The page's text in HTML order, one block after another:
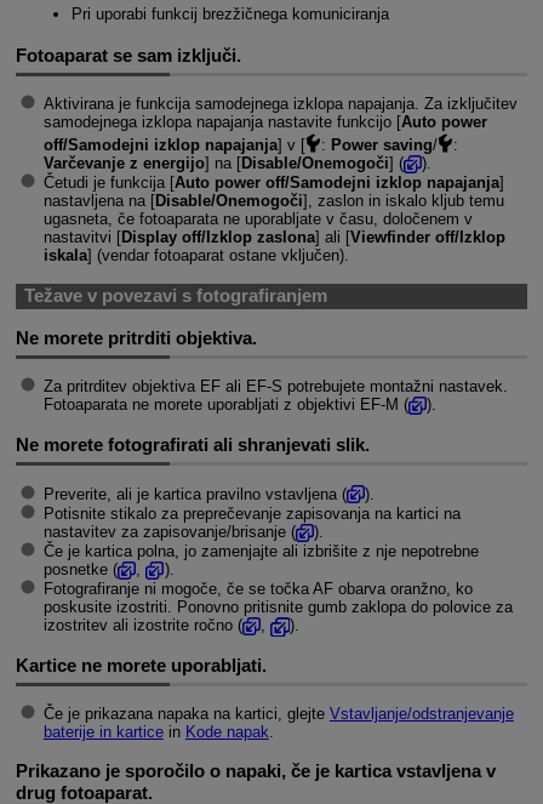
Pri uporabi funkcij brezžičnega komuniciranja
Fotoaparat se sam izključi.
Aktivirana je funkcija samodejnega izklopa napajanja. Za izključitev
samodejnega izklopa napajanja nastavite funkcijo [Auto power
off/Samodejni izklop napajanja] v [ : Power saving/
:
Varčevanje z energijo] na [Disable/Onemogoči] (
).
Četudi je funkcija [Auto power off/Samodejni izklop napajanja]
nastavljena na [Disable/Onemogoči], zaslon in iskalo kljub temu
ugasneta, če fotoaparata ne uporabljate v času, določenem v
nastavitvi [Display off/Izklop zaslona] ali [Viewfinder off/Izklop
iskala] (vendar fotoaparat ostane vključen).
Težave v povezavi s fotografiranjem
Ne morete pritrditi objektiva.
Za pritrditev objektiva EF ali EF-S potrebujete montažni nastavek.
Fotoaparata ne morete uporabljati z objektivi EF-M ( ).
Ne morete fotografirati ali shranjevati slik.
Preverite, ali je kartica pravilno vstavljena (
).
Potisnite stikalo za preprečevanje zapisovanja na kartici na
nastavitev za zapisovanje/brisanje (
).
Če je kartica polna, jo zamenjajte ali izbrišite z nje nepotrebne
posnetke (
,
).
Fotografiranje ni mogoče, če se točka AF obarva oranžno, ko
poskusite izostriti. Ponovno pritisnite gumb zaklopa do polovice za
izostritev ali izostrite ročno (
, ).
Kartice ne morete uporabljati.
Če je prikazana napaka na kartici, glejte Vstavljanje/odstranjevanje
baterije in karticein Kode napak.
Prikazano je sporočilo o napaki, če je kartica vstavljena v
drug fotoaparat.